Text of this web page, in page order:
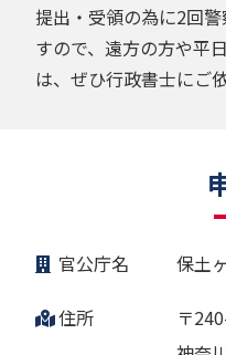
提出・受領の為に2回
すので、遠方の方や平
は、ぜひ行政書士にご
官公庁名 保土
住所
〒